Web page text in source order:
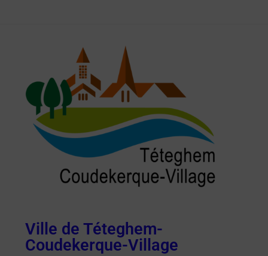
Ville de Téteghem-
Coudekerque-Village